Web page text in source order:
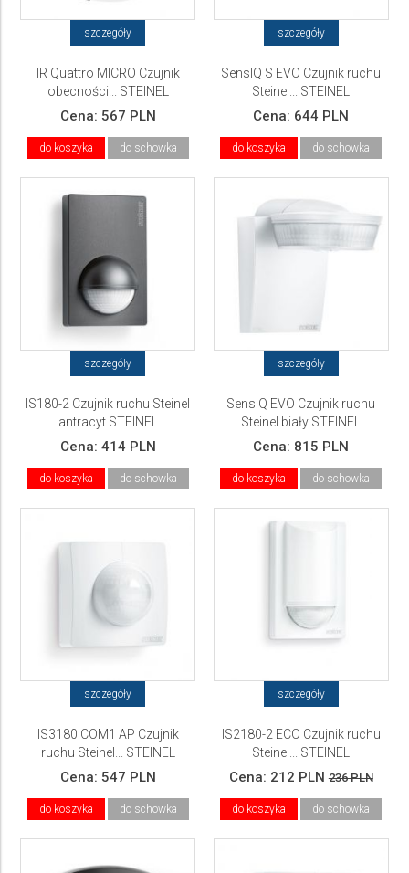
szczegóły
IR Quattro MICRO Czujnik
obecności... STEINEL
Cena: 567 PLN
do koszyka do schowka
szczegóły
SensIQ S EVO Czujnik ruchu
Steinel... STEINEL
Cena: 644 PLN
do koszyka do schowka
szczegóły
IS180-2 Czujnik ruchu Steinel
antracyt STEINEL
Cena: 414 PLN
do koszyka do schowka
szczegóły
SensIQ EVO Czujnik ruchu
Steinel biały STEINEL
Cena: 815 PLN
do koszyka do schowka
szczegóły
IS3180 COM1 AP Czujnik
ruchu Steinel... STEINEL
Cena: 547 PLN
do koszyka do schowka
szczegóły
IS2180-2 ECO Czujnik ruchu
Steinel... STEINEL
Cena: 212 PLN 236 PLN
do koszyka do schowka